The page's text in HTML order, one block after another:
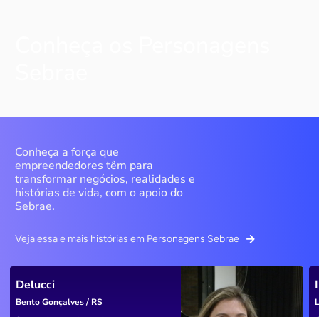
Conheça a força que
empreendedores têm para
transformar negócios, realidades e
histórias de vida, com o apoio do
Sebrae.
Veja essa e mais histórias em Personagens Sebrae
Delucci
Bento Gonçalves / RS